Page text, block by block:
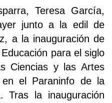
Teresa García,
junto a la edil de
a la inauguración de
para el siglo
Ciencias y las Artes
el Paraninfo de la
Tras la inauguración